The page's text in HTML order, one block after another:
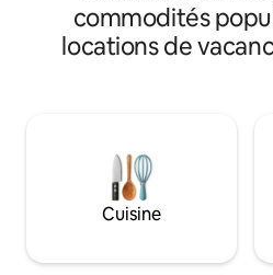
(appareils haut de gamme, café,
chocolat à boire gratuit) en face
Stores plissés sur toutes les
véhicule(s) peut être (s) garé
directement devant la propriété
(impasse) ! Cour pas encore
commodités
locations de
Cuisine